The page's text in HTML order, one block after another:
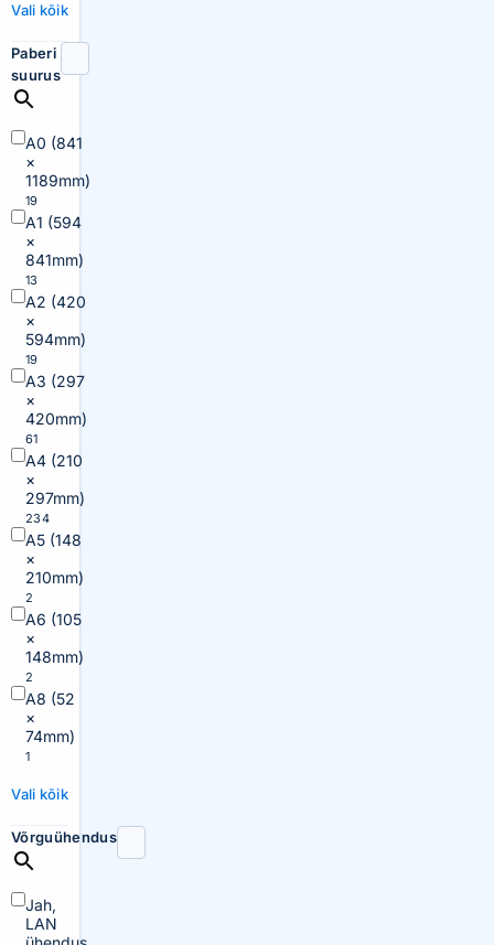
Vali kõik
Paberi
suurus
A0 (841
×
1189mm)
19
A1 (594
×
841mm)
13
A2 (420
×
594mm)
19
A3 (297
×
420mm)
61
A4 (210
×
297mm)
234
A5 (148
×
210mm)
2
A6 (105
×
148mm)
2
A8 (52
×
74mm)
1
Vali kõik
Võrguühendus
Jah,
LAN